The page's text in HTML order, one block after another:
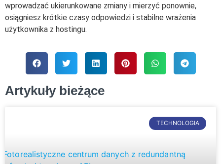
wprowadzać ukierunkowane zmiany i mierzyć ponownie,
osiągniesz krótkie czasy odpowiedzi i stabilne wrażenia
użytkownika z hostingu.
Artykuły bieżące
TECHNOLOGIA